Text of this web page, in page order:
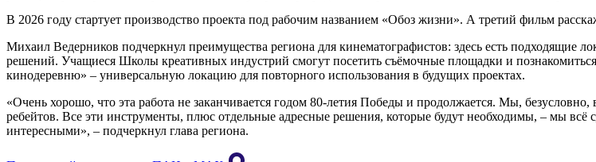
В 2026 году стартует производство проекта под рабочим названием «Обоз жизни». А третий фильм
Михаил Ведерников подчеркнул преимущества региона для кинематографистов: здесь есть подходящие
решений. Учащиеся Школы креативных индустрий смогут посетить съёмочные площадки и
кинодеревню» – универсальную локацию для повторного использования в будущих проектах.
«Очень хорошо, что эта работа не заканчивается годом 80-летия Победы и продолжается. Мы,
ребейтов. Все эти инструменты, плюс отдельные адресные решения, которые будут необходимы, – мы
интересными», – подчеркнул глава региона.